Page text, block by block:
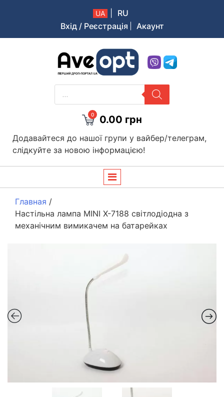
UA
RU
Вхід / Реєстрація
Акаунт
Aveopt – оптова дропшипінг платформа в Україні
PRODUCTS
SEARCH
0 0.00 грн
Додавайтеся до нашої групи у вайбер/телеграм,
слідкуйте за новою інформацією!
Главная /
Настільна лампа MINI X-7188 світлодіодна з
механічним вимикачем на батарейках